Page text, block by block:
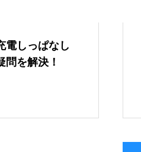
電しっぱなし
問を解決！